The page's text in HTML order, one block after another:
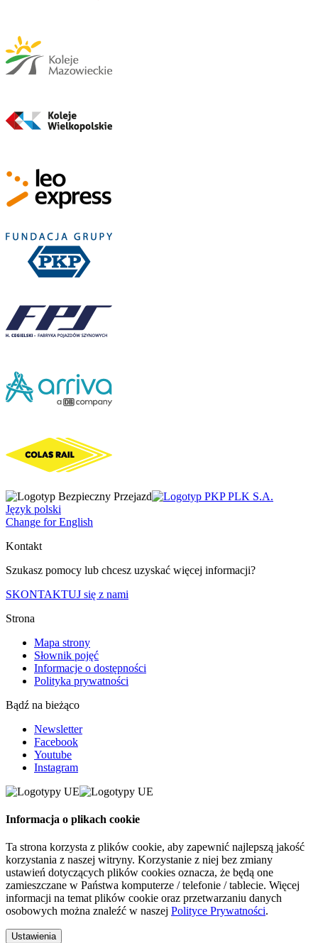
Język polski
Change for English
Kontakt
Szukasz pomocy lub chcesz uzyskać więcej informacji?
SKONTAKTUJ się z nami
Strona
Mapa strony
Słownik pojęć
Informacje o dostępności
Polityka prywatności
Bądź na bieżąco
Newsletter
Facebook
Youtube
Instagram
Informacja o plikach cookie
Ta strona korzysta z plików cookie, aby zapewnić najlepszą jakość
korzystania z naszej witryny. Korzystanie z niej bez zmiany
ustawień dotyczących plików cookies oznacza, że będą one
zamieszczane w Państwa komputerze / telefonie / tablecie. Więcej
informacji na temat plików cookie oraz przetwarzaniu danych
osobowych można znaleźć w naszej Polityce Prywatności.
Ustawienia